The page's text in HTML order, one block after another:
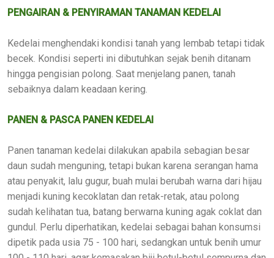
PENGAIRAN & PENYIRAMAN TANAMAN KEDELAI
Kedelai menghendaki kondisi tanah yang lembab tetapi tidak
becek. Kondisi seperti ini dibutuhkan sejak benih ditanam
hingga pengisian polong. Saat menjelang panen, tanah
sebaiknya dalam keadaan kering.
PANEN & PASCA PANEN KEDELAI
Panen tanaman kedelai dilakukan apabila sebagian besar
daun sudah menguning, tetapi bukan karena serangan hama
atau penyakit, lalu gugur, buah mulai berubah warna dari hijau
menjadi kuning kecoklatan dan retak-retak, atau polong
sudah kelihatan tua, batang berwarna kuning agak coklat dan
gundul. Perlu diperhatikan, kedelai sebagai bahan konsumsi
dipetik pada usia 75 - 100 hari, sedangkan untuk benih umur